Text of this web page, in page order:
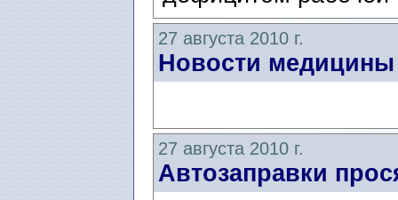
27 августа 2010 г.
Новости медицины
27 августа 2010 г.
Автозаправки